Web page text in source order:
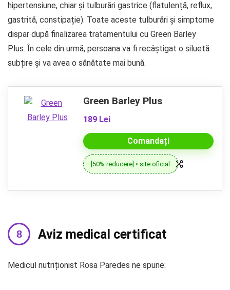
hipertensiune, chiar și tulburări gastrice (flatulență, reflux,
gastrită, constipație). Toate aceste tulburări și simptome
dispar după finalizarea tratamentului cu Green Barley
Plus. În cele din urmă, persoana va fi recâștigat o siluetă
subțire și va avea o sănătate mai bună.
Green Barley Plus
189 Lei
Comandați
[50% reducere] • site oficial
Aviz medical certificat
Medicul nutriționist Rosa Paredes ne spune: